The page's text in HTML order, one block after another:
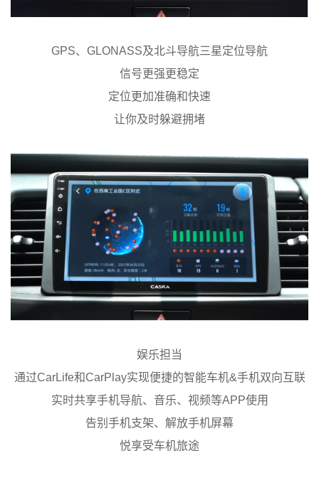
GPS、GLONASS及北斗导航三星定位导航
信号更强更稳定
定位更加准确和快速
让你及时躲避拥堵
娱乐担当
通过CarLife和CarPlay实现便捷的智能车机&手机双向互联
实时共享手机导航、音乐、视频等APP使用
告别手机支架、解放手机屏幕
悦享受车机旅途